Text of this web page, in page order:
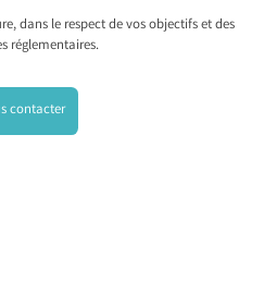
dans le respect de vos objectifs et des
réglementaires.
contacter